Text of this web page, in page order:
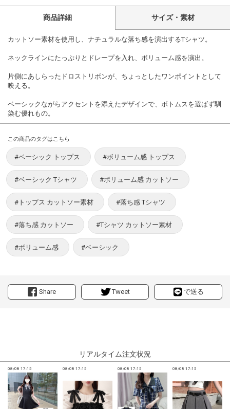
Share Tweet で送る
商品詳細 サイズ・素材
カットソー素材を使用し、ナチュラルな落ち感を演出するTシャツ。
ネックラインにたっぷりとドレープを入れ、ボリューム感を演出。
片側にあしらったドロストリボンが、ちょっとしたワンポイントとして
映える。
ベーシックながらアクセントを添えたデザインで、ボトムスを選ばず馴
染む優れもの。
この商品のタグはこちら
#ベーシック トップス #ボリューム感 トップス
#ベーシック Tシャツ #ボリューム感 カットソー
#トップス カットソー素材 #落ち感 Tシャツ
#落ち感 カットソー #Tシャツ カットソー素材
#ボリューム感 #ベーシック
リアルタイム注文状況
08/08 17:15 08/08 17:15 08/08 17:15 08/08 17:15